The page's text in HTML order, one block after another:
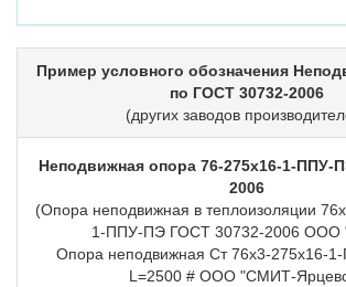
Пример условного обозначения
по ГОСТ 30732-2006
(других заводов
Неподвижная опора 76-275х16-1-ППУ-
2006
(Опора неподвижная в теплоизоляции
1-ППУ-ПЭ ГОСТ 30732-2006 ООО
Опора неподвижная Ст 76х3-275х16-
L=2500 # ООО "СМИТ-